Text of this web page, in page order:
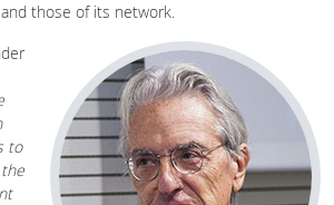
those of its network.
to